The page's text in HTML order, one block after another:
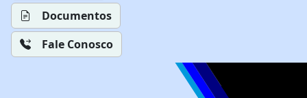
Documentos
Fale Conosco